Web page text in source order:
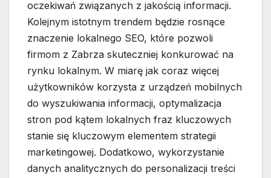
oczekiwań związanych z jakością informacji.
Kolejnym istotnym trendem będzie rosnące
znaczenie lokalnego SEO, które pozwoli
firmom z Zabrza skuteczniej konkurować na
rynku lokalnym. W miarę jak coraz więcej
użytkowników korzysta z urządzeń mobilnych
do wyszukiwania informacji, optymalizacja
stron pod kątem lokalnych fraz kluczowych
stanie się kluczowym elementem strategii
marketingowej. Dodatkowo, wykorzystanie
danych analitycznych do personalizacji treści